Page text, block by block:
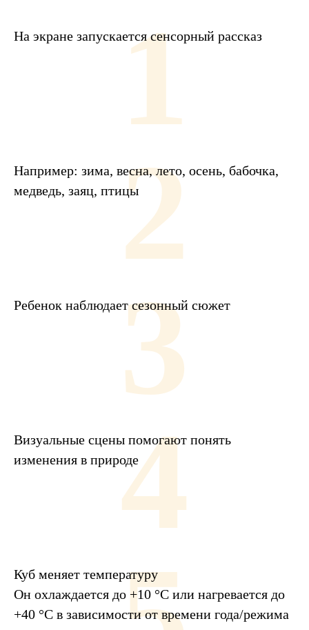
На экране запускается сенсорный рассказ
1
Например: зима, весна, лето, осень, бабочка,
медведь, заяц, птицы2
Ребенок наблюдает сезонный сюжет
3
Визуальные сцены помогают понять
изменения в природе4
Куб меняет температуру
Он охлаждается до +10 °C или нагревается до
+40 °C в зависимости от времени года/режима